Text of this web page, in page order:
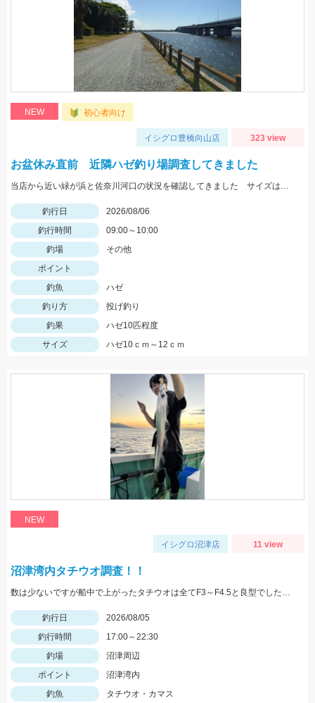
NEW 初心者向け
イシグロ豊橋向山店 323 view
お盆休み直前 近隣ハゼ釣り場調査してきました
当店から近い緑が浜と佐奈川河口の状況を確認してきました サイズはまだ小さめ 針サイズは6号がよさそうです
釣行日
2026/08/06
釣行時間
09:00～10:00
釣場
その他
ポイント
釣魚
ハゼ
釣り方
投げ釣り
釣果
ハゼ10匹程度
サイズ
ハゼ10ｃｍ～12ｃｍ
NEW
イシグロ沼津店 11 view
沼津湾内タチウオ調査！！
数は少ないですが船中で上がったタチウオは全てF3～F4.5と良型でした！ ベイトは多くて雰囲気はあったので群れが来ればタチウオ祭り始まりそうです！！
釣行日
2026/08/05
釣行時間
17:00～22:30
釣場
沼津周辺
ポイント
沼津湾内
釣魚
タチウオ・カマス